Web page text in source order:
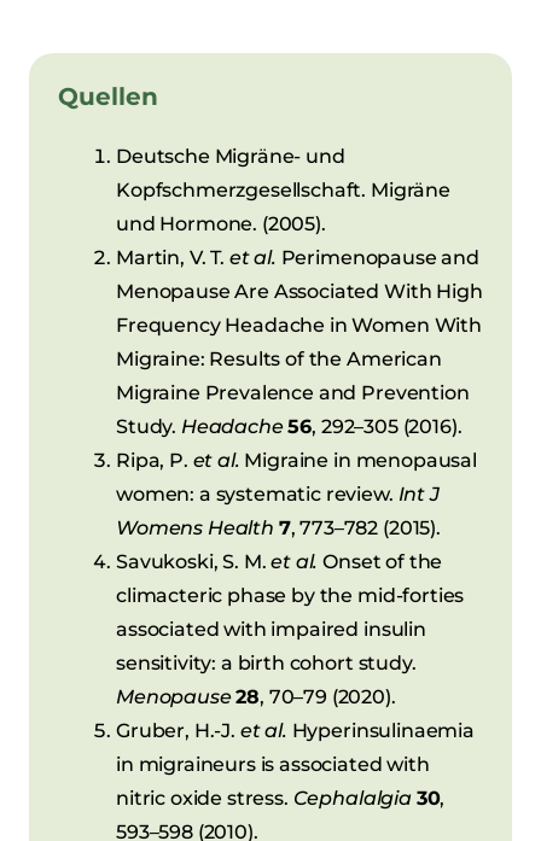
Quellen
Deutsche Migräne- und
Kopfschmerzgesellschaft. Migräne
und Hormone. (2005).
Martin, V. T. et al. Perimenopause and
Menopause Are Associated With High
Frequency Headache in Women With
Migraine: Results of the American
Migraine Prevalence and Prevention
Study. Headache 56, 292–305 (2016).
Ripa, P. et al. Migraine in menopausal
women: a systematic review. Int J
Womens Health 7, 773–782 (2015).
Savukoski, S. M.et al. Onset of the
climacteric phase by the mid-forties
associated with impaired insulin
sensitivity: a birth cohort study.
Menopause 28, 70–79 (2020).
Gruber, H.-J. et al. Hyperinsulinaemia
in migraineurs is associated with
nitric oxide stress. Cephalalgia 30,
593–598 (2010).